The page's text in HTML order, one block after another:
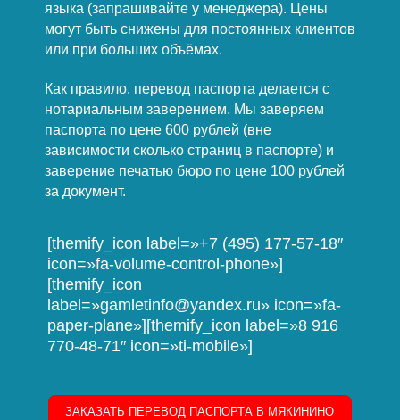
языка (запрашивайте у менеджера). Цены
могут быть снижены для постоянных клиентов
или при больших объёмах.
Как правило, перевод паспорта делается с
нотариальным заверением. Мы заверяем
паспорта по цене 600 рублей (вне
зависимости сколько страниц в паспорте) и
заверение печатью бюро по цене 100 рублей
за документ.
[themify_icon label=»+7 (495) 177-57-18″
icon=»fa-volume-control-phone»]
[themify_icon
label=»gamletinfo@yandex.ru» icon=»fa-
paper-plane»][themify_icon label=»8 916
770-48-71″ icon=»ti-mobile»]
ЗАКАЗАТЬ ПЕРЕВОД ПАСПОРТА В МЯКИНИНО